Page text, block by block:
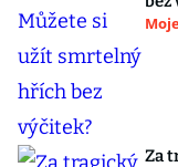
Za